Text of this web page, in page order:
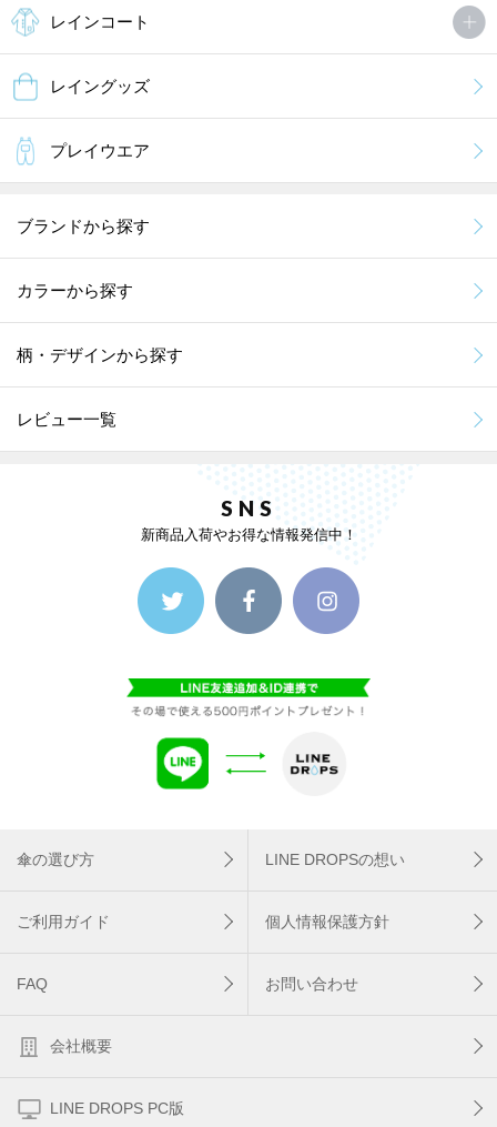
レインコート
レイングッズ
プレイウエア
ブランドから探す
カラーから探す
柄・デザインから探す
レビュー一覧
SNS
新商品入荷やお得な情報発信中！
傘の選び方 LINE DROPSの想い
ご利用ガイド 個人情報保護方針
FAQ お問い合わせ
会社概要
LINE DROPS PC版